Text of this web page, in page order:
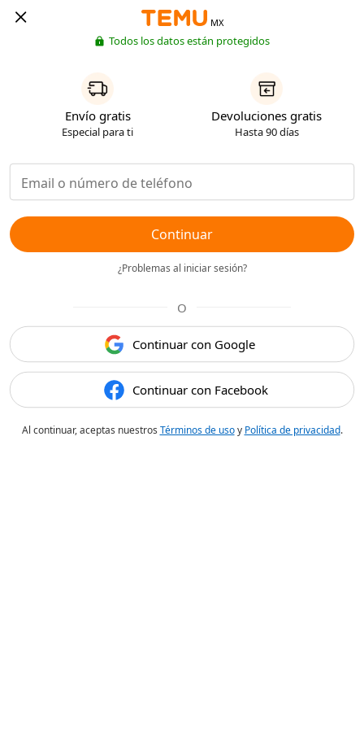
MX
Todos los datos están protegidos
Envío gratis
Especial para ti
Devoluciones gratis
Hasta 90 días
Continuar
¿Problemas al iniciar sesión?
O
Continuar con Google
Continuar con Facebook
Al continuar, aceptas nuestros Términos de usoy Política de privacidad.